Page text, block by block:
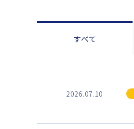
すべて
2026.07.10